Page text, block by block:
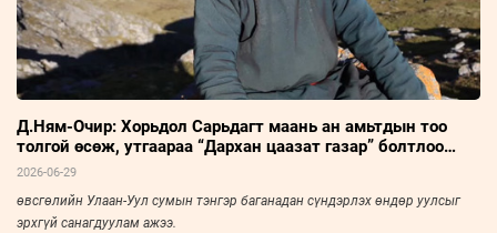
Д.Ням-Очир: Хорьдол Сарьдагт маань ан амьтдын тоо
толгой өсөж, утгаараа “Дархан цаазат газар” болтлоо
хөгжсөнд сэтгэл бахдаж явдаг
2026-06-29
өвсгөлийн Улаан-Уул сумын тэнгэр баганадан сүндэрлэх өндөр уулсыг
эрхгүй санагдуулам ажээ.